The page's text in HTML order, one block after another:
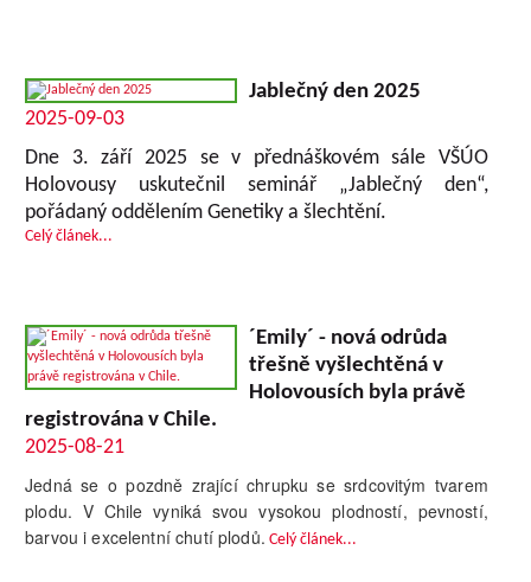
Jablečný den 2025
2025-09-03
Dne 3. září 2025 se v přednáškovém sále VŠÚO
Holovousy uskutečnil seminář „Jablečný den“,
pořádaný oddělením Genetiky a šlechtění.
Celý článek...
´Emily´ - nová odrůda
třešně vyšlechtěná v
Holovousích byla právě
registrována v Chile.
2025-08-21
Jedná se o pozdně zrající chrupku se srdcovitým tvarem
plodu. V Chile vyniká svou vysokou plodností, pevností,
barvou i excelentní chutí plodů. Celý článek...